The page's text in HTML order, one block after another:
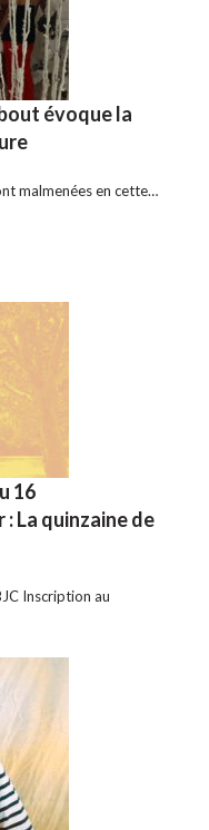
évoque la
malmenées en cette…
16
La quinzaine de
Inscription au